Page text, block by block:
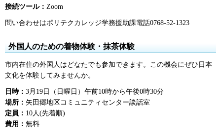
接続ツール： Zoom
問い合わせはポリテクカレッジ学務援助課電話0768-52-1323
外国人のための着物体験・抹茶体験
市内在住の外国人はどなたでも参加できます。この機会にぜひ日本
文化を体験してみませんか。
日時： 3月19日（日曜日）午前10時から午後0時30分
場所： 矢田郷地区コミュニティセンター談話室
定員： 10人(先着順)
費用： 無料